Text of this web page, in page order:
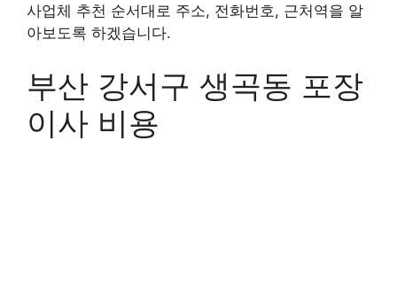
사업체 추천 순서대로 주소, 전화번호, 근처역을 알
아보도록 하겠습니다.
부산 강서구 생곡동 포장
이사 비용